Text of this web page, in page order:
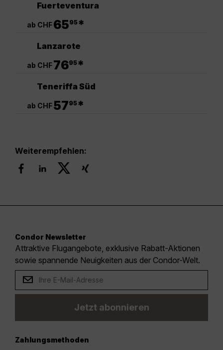
Fuerteventura
ab CHF6595*
Lanzarote
ab CHF7695*
Teneriffa Süd
ab CHF5795*
Weiterempfehlen:
Condor Newsletter
Attraktive Flugangebote, exklusive Rabatt-Aktionen
sowie spannende Neuigkeiten aus der Condor-Welt.
Jetzt abonnieren
Zahlungsmethoden